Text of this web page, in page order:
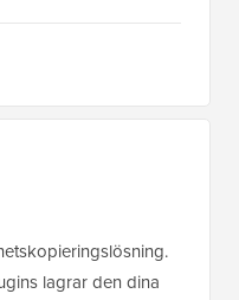
lagrar den dina